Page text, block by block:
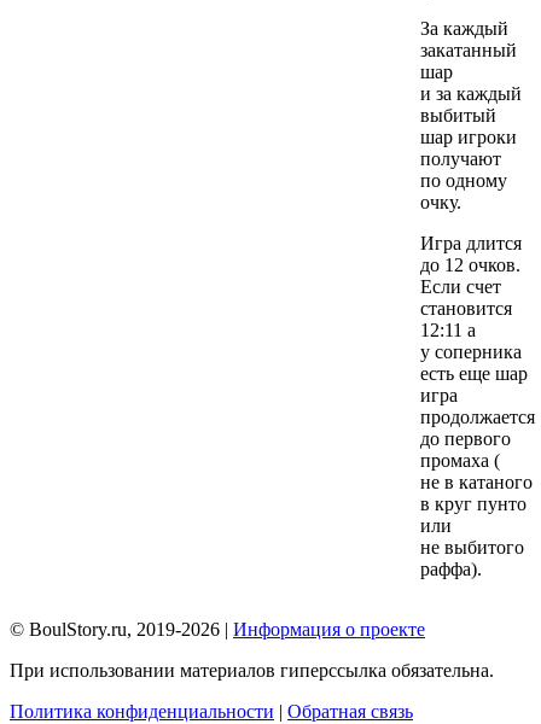
За каждый
закатанный
шар
и за каждый
выбитый
шар игроки
получают
по одному
очку.
Игра длится
до 12 очков.
Если счет
становится
12:11 а
у соперника
есть еще шар
игра
продолжается
до первого
промаха (
не в катаного
в круг пунто
или
не выбитого
раффа).
© BoulStory.ru, 2019-2026 | Информация о проекте
При использовании материалов гиперссылка обязательна.
Политика конфиденциальности | Обратная связь